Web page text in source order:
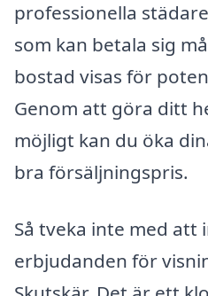
professionella
som kan betala sig
bostad visas för
Genom att göra ditt
möjligt kan du öka
bra försäljningspris.
Så tveka inte med att
erbjudanden för